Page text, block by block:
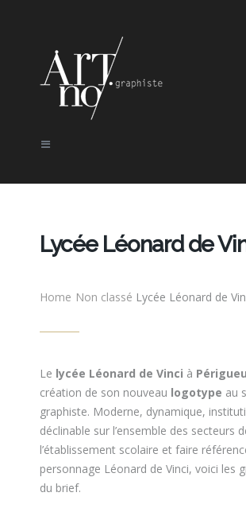
Lycée Léonard de
Home Non classé Lycée Léonard de
Le lycée Léonard de Vinci à
création de son nouveau logotype au
graphiste. Moderne, dynamique,
déclinable sur l’ensemble des secteurs
l’établissement scolaire et faire
personnage Léonard de Vinci, voici les
du brief.